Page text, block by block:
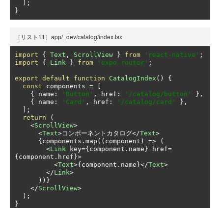
);
}
［リスト11］app/_dev/catalog/index.tsx
import { Text , ScrollView } from 'react-native' ;
import
{ Link } from 'expo-router' ;
export default function CatalogIndex ()
{
const components =
[
{ name : 'Button' , href : '/catalog/button'
},
{ name : 'Card' , href : '/catalog/card'
},
];
return
(
<ScrollView>
<Text>コンポーネントカタログ</Text>
{components . map (( component ) =>
(
<Link key={component . name} href=
{component . href}>
<Text>{component . name}</Text>
</Link>
))}
</ScrollView>
);
}